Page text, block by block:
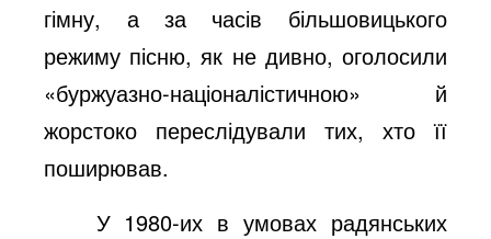
гімну, а за часів більшовицького
режиму пісню, як не дивно, оголосили
«буржуазно-націоналістичною» й
жорстоко переслідували тих, хто її
поширював.
У 1980-их в умовах радянських